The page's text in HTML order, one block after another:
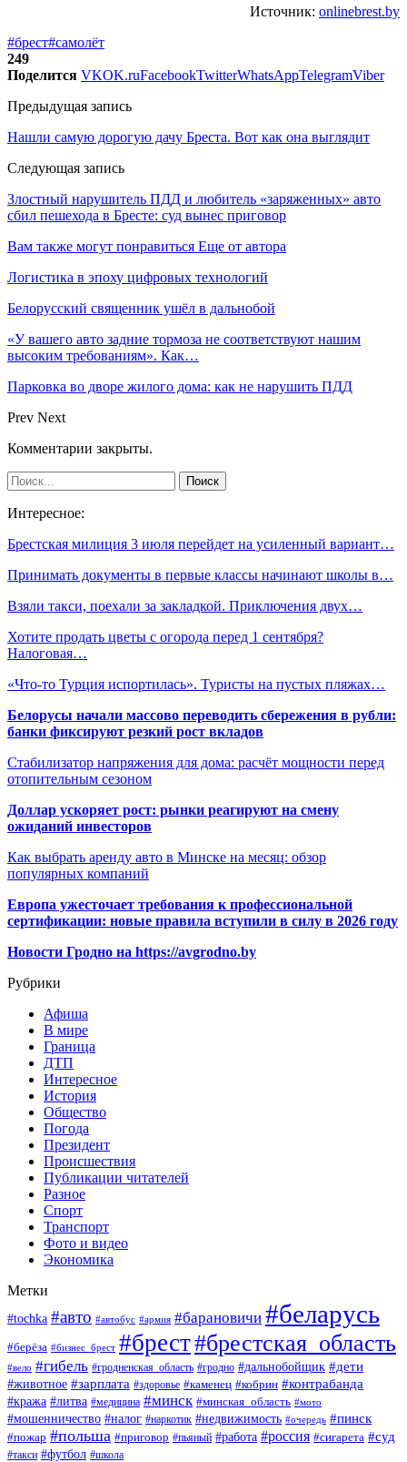
Источник: onlinebrest.by
#брест#самолёт
249
Поделится VKOK.ruFacebookTwitterWhatsAppTelegramViber
Предыдущая запись
Нашли самую дорогую дачу Бреста. Вот как она выглядит
Следующая запись
Злостный нарушитель ПДД и любитель «заряженных» авто
сбил пешехода в Бресте: суд вынес приговор
Вам также могут понравиться Еще от автора
Логистика в эпоху цифровых технологий
Белорусский священник ушёл в дальнобой
«У вашего авто задние тормоза не соответствуют нашим
высоким требованиям». Как…
Парковка во дворе жилого дома: как не нарушить ПДД
Prev Next
Комментарии закрыты.
Интересное:
Брестская милиция 3 июля перейдет на усиленный вариант…
Принимать документы в первые классы начинают школы в…
Взяли такси, поехали за закладкой. Приключения двух…
Хотите продать цветы с огорода перед 1 сентября?
Налоговая…
«Что-то Турция испортилась». Туристы на пустых пляжах…
Белорусы начали массово переводить сбережения в рубли:
банки фиксируют резкий рост вкладов
Стабилизатор напряжения для дома: расчёт мощности перед
отопительным сезоном
Доллар ускоряет рост: рынки реагируют на смену
ожиданий инвесторов
Как выбрать аренду авто в Минске на месяц: обзор
популярных компаний
Европа ужесточает требования к профессиональной
сертификации: новые правила вступили в силу в 2026 году
Новости Гродно на https://avgrodno.by
Рубрики
Афиша
В мире
Граница
ДТП
Интересное
История
Общество
Погода
Президент
Происшествия
Публикации читателей
Разное
Спорт
Транспорт
Фото и видео
Экономика
Метки
#tochka #авто #автобус #армия #барановичи #беларусь
#берёза #бизнес_брест #брест#брестская_область
#вело #гибель #гродненская_область #гродно #дальнобойщик #дети
#животное #зарплата #здоровье #каменец #кобрин #контрабанда
#кража #литва #медицина #минск #минская_область #мото
#мошенничество #налог #наркотик #недвижимость #очередь #пинск
#пожар #польша #приговор #пьяный #работа #россия #сигарета #суд
#такси #футбол #школа